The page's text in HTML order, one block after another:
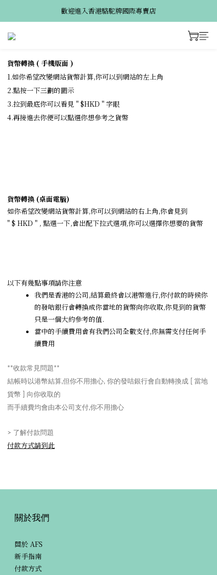
歡迎進入香港駱駝牌國際專賣店
貨幣轉換 ( 手機版面 )
1.如你希望改變網站貨幣計算,你可以到網站的左上角
2.點按一下三劃的圖示
3.拉到最底你可以看見 " $HKD " 字眼
4.再接進去你便可以點選你想參考之貨幣
貨幣轉換 (桌面電腦)
如你希望改變網站貨幣計算,你可以到網站的右上角,你會見到
" $ HKD " , 點選一下,會出配下拉式選項,你可以選擇你想要的貨幣
以下有幾點事項請你注意
我們是香港的公司,結算最終會以港幣進行,你付款的時候你
的發咭銀行會轉換成你當地的貨幣向你收取,你見到的貨幣
只是一個大約參考的值.
當中的手續費用會有我們公司全數支付,你無需支付任何手
續費用
**收款常見問題**
結帳時以港幣結算,但你不用擔心, 你的發咭銀行會自動轉換成 [ 當地
貨幣 ] 向你收取的
而手續費均會由本公司支付,你不用擔心
> 了解付款問題
付款方式請到此
關於我們
關於 AFS
新手指南
付款方式